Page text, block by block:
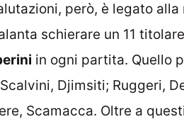
però, è legato
schierare un 11
in ogni partita. Quello
Djimsiti; Ruggeri,
Scamacca. Oltre a